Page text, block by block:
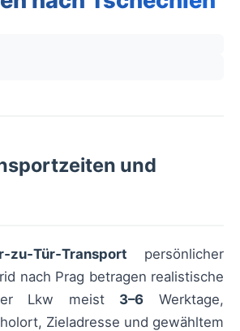
und
persönlicher
nach Prag betragen realistische
Lkw meist 3–6 Werktage,
Zieladresse und gewähltem